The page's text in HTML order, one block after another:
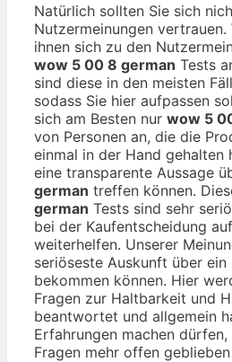
Natürlich sollten Sie sich
Nutzermeinungen
ihnen sich zu den
wow 5 00 8 german Tests
sind diese in den meisten
sodass Sie hier aufpassen
sich am Besten nur wow 5
von Personen an, die die
einmal in der Hand gehalten
eine transparente Aussage
german treffen können.
german Tests sind sehr
bei der Kaufentscheidung
weiterhelfen. Unserer
seriöseste Auskunft über
bekommen können. Hier
Fragen zur Haltbarkeit und
beantwortet und allgemein
Erfahrungen machen
Fragen mehr offen